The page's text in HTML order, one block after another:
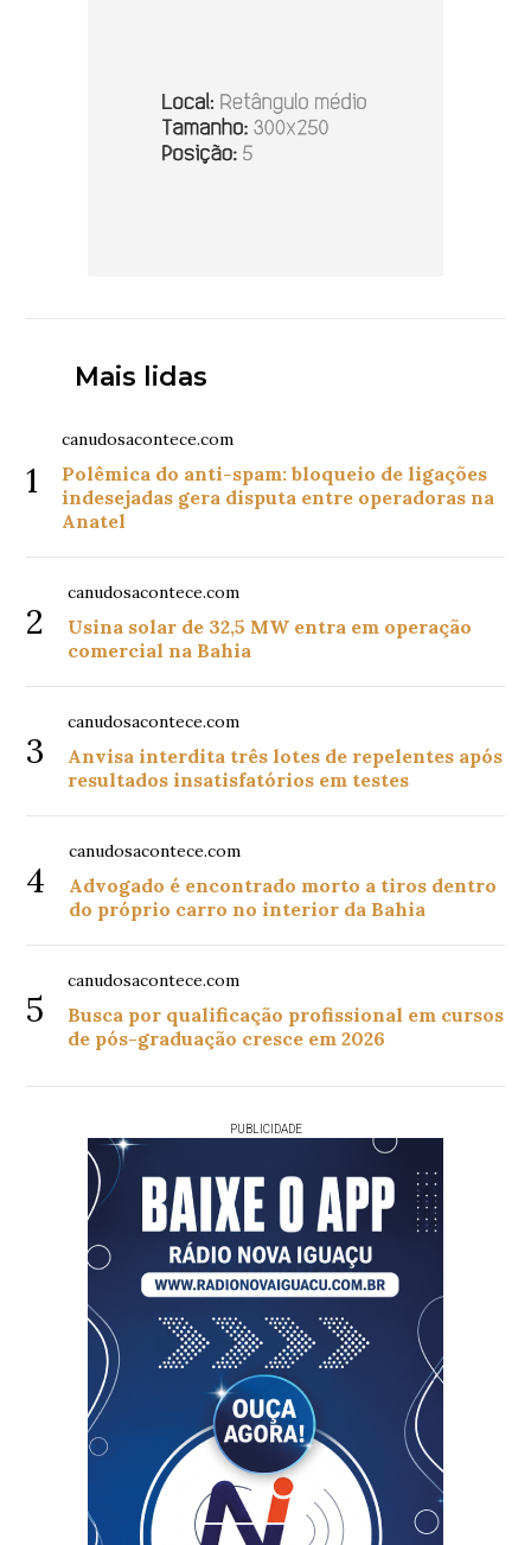
Mais lidas
1
canudosacontece.com
Polêmica do anti-spam: bloqueio de ligações
indesejadas gera disputa entre operadoras na
Anatel
2
canudosacontece.com
Usina solar de 32,5 MW entra em operação
comercial na Bahia
3
canudosacontece.com
Anvisa interdita três lotes de repelentes após
resultados insatisfatórios em testes
4
canudosacontece.com
Advogado é encontrado morto a tiros dentro
do próprio carro no interior da Bahia
5
canudosacontece.com
Busca por qualificação profissional em cursos
de pós-graduação cresce em 2026
PUBLICIDADE